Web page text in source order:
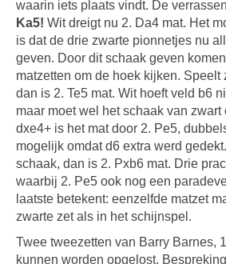
waarin iets plaats vindt. De
Ka5! Wit dreigt nu 2. Da4 mat. Het
is dat de drie zwarte pionnetjes nu
geven. Door dit schaak geven
matzetten om de hoek kijken.
dan is 2. Te5 mat. Wit hoeft veld b6
maar moet wel het schaak van
dxe4+ is het mat door 2. Pe5,
mogelijk omdat d6 extra werd
schaak, dan is 2. Pxb6 mat. Drie
waarbij 2. Pe5 ook nog een
laatste betekent: eenzelfde matzet
zwarte zet als in het schijnspel.
Twee tweezetten van Barry Barnes,
kunnen worden opgelost.